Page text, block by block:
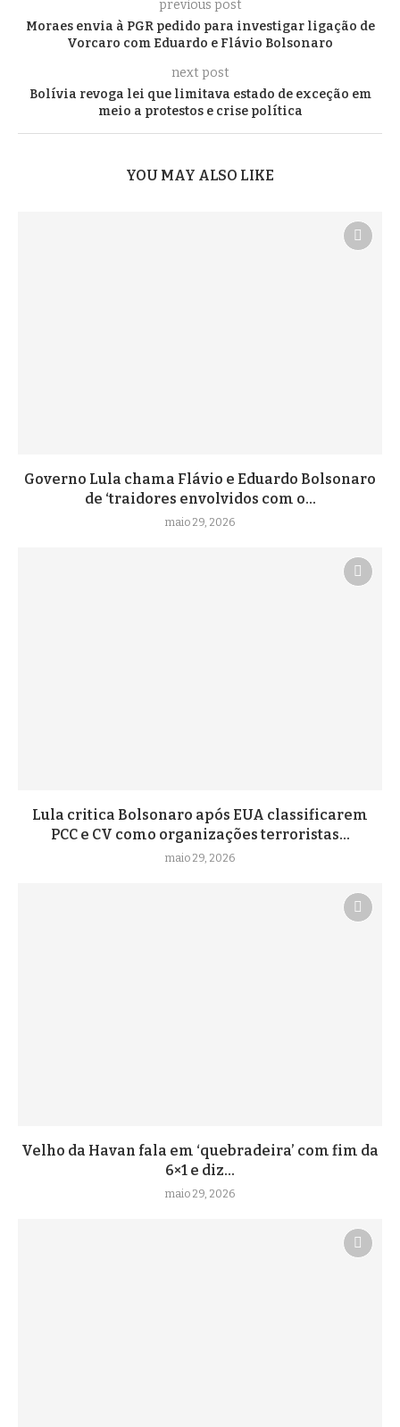
previous post
Moraes envia à PGR pedido para investigar ligação de
Vorcaro com Eduardo e Flávio Bolsonaro
next post
Bolívia revoga lei que limitava estado de exceção em
meio a protestos e crise política
YOU MAY ALSO LIKE
Governo Lula chama Flávio e Eduardo Bolsonaro
de ‘traidores envolvidos com o...
maio 29, 2026
Lula critica Bolsonaro após EUA classificarem
PCC e CV como organizações terroristas...
maio 29, 2026
Velho da Havan fala em ‘quebradeira’ com fim da
6×1 e diz...
maio 29, 2026